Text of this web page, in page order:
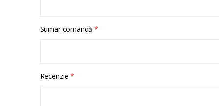
Sumar comandă
Recenzie